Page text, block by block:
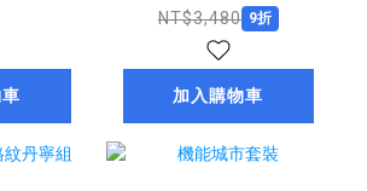
NT$3,480 9折
加入購物車